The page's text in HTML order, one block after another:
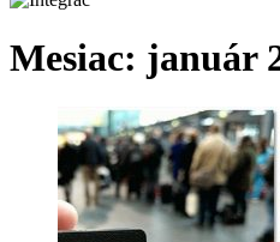
Mesiac: január